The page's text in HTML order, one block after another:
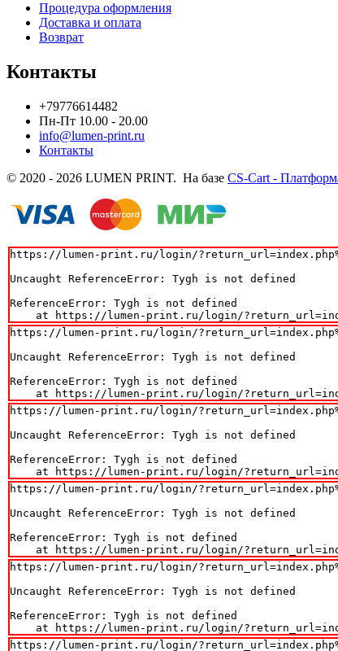
Процедура оформления
Доставка и оплата
Возврат
Контакты
+79776614482
Пн-Пт 10.00 - 20.00
info@lumen-print.ru
Контакты
© 2020 - 2026 LUMEN PRINT. На базе CS-Cart -
https://lumen-print.ru/login/
Uncaught ReferenceError: Tygh is not defined
ReferenceError: Tygh is not defined
at https://lumen-print.ru/login/
https://lumen-print.ru/login/
Uncaught ReferenceError: Tygh is not defined
ReferenceError: Tygh is not defined
at https://lumen-print.ru/login/
https://lumen-print.ru/login/
Uncaught ReferenceError: Tygh is not defined
ReferenceError: Tygh is not defined
at https://lumen-print.ru/login/
https://lumen-print.ru/login/
Uncaught ReferenceError: Tygh is not defined
ReferenceError: Tygh is not defined
at https://lumen-print.ru/login/
https://lumen-print.ru/login/
Uncaught ReferenceError: Tygh is not defined
ReferenceError: Tygh is not defined
at https://lumen-print.ru/login/
https://lumen-print.ru/login/